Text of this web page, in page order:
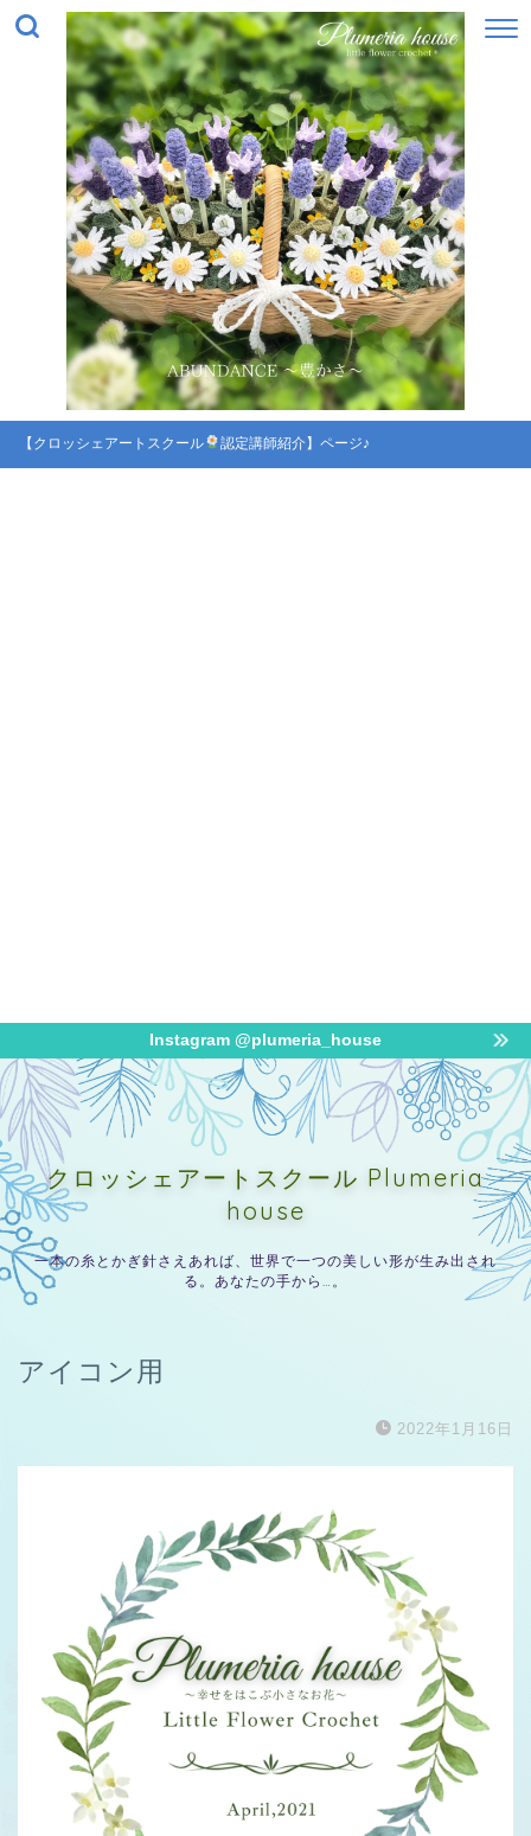
【クロッシェアートスクール 認定講師紹介】ページ♪
Instagram @plumeria_house
クロッシェアートスクール Plumeria
house
一本の糸とかぎ針さえあれば、世界で一つの美しい形が生み出され
る。あなたの手から…。
アイコン用
2022年1月16日